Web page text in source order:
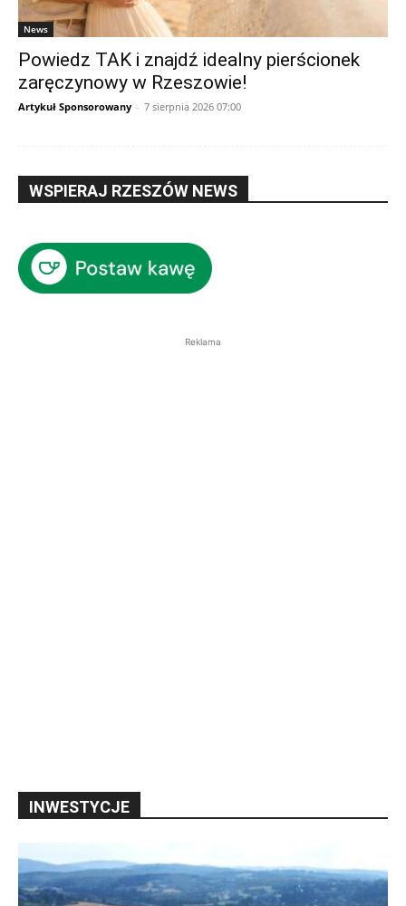
News
Powiedz TAK i znajdź idealny pierścionek
zaręczynowy w Rzeszowie!
Artykuł Sponsorowany - 7 sierpnia 2026 07:00
WSPIERAJ RZESZÓW NEWS
Reklama
INWESTYCJE